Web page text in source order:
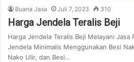
Buana Jasa Juli 7, 2023 310
Harga Jendela Teralis Beji
Harga Jendela Teralis Beji Melayani Jasa
Jendela Minimalis Menggunakan Besi
Nako Ulir, dan Besi…